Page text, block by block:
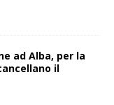
ad Alba, per la
il